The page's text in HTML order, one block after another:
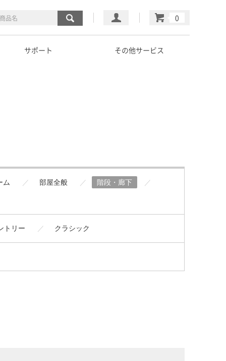
マイページ
カート
サポート その他サービス
ム 部屋全般 階段・廊下
トリー クラシック